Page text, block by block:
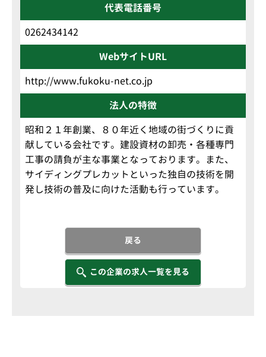
代表電話番号
0262434142
WebサイトURL
http://www.fukoku-net.co.jp
法人の特徴
昭和２１年創業、８０年近く地域の街づくりに貢
献している会社です。建設資材の卸売・各種専門
工事の請負が主な事業となっております。また、
サイディングプレカットといった独自の技術を開
発し技術の普及に向けた活動も行っています。
戻る
この企業の求人一覧を見る